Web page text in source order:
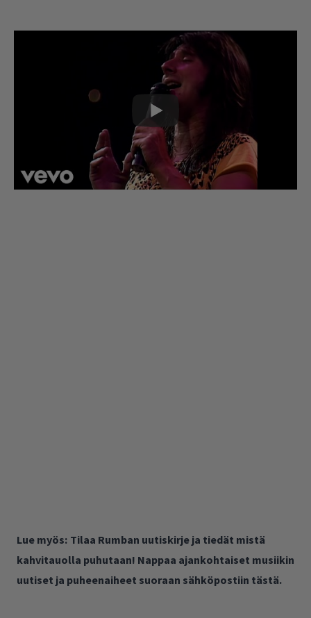
Lue myös: Tilaa Rumban uutiskirje ja tiedät mistä
kahvitauolla puhutaan! Nappaa ajankohtaiset musiikin
uutiset ja puheenaiheet suoraan sähköpostiin tästä.